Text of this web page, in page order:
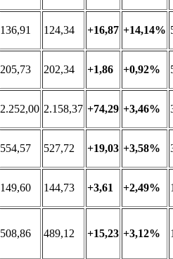
136,91 124,34 +16,87 +14,14%
205,73 202,34 +1,86 +0,92%
2.252,00 2.158,37 +74,29 +3,46%
554,57 527,72 +19,03 +3,58%
149,60 144,73 +3,61 +2,49%
508,86 489,12 +15,23 +3,12%